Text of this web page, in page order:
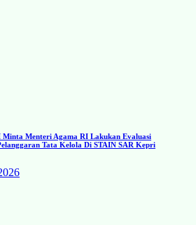
Minta Menteri Agama RI Lakukan Evaluasi
Tata Kelola Di STAIN SAR Kepri